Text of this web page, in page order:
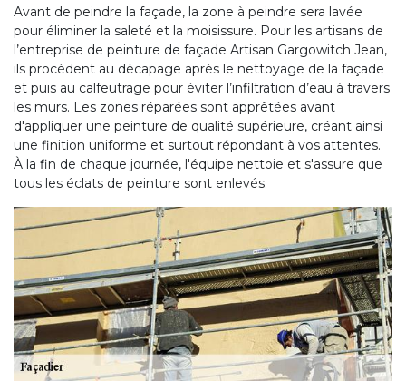
Avant de peindre la façade, la zone à peindre sera lavée
pour éliminer la saleté et la moisissure. Pour les artisans de
l’entreprise de peinture de façade Artisan Gargowitch Jean,
ils procèdent au décapage après le nettoyage de la façade
et puis au calfeutrage pour éviter l’infiltration d’eau à travers
les murs. Les zones réparées sont apprêtées avant
d'appliquer une peinture de qualité supérieure, créant ainsi
une finition uniforme et surtout répondant à vos attentes.
À la fin de chaque journée, l'équipe nettoie et s'assure que
tous les éclats de peinture sont enlevés.